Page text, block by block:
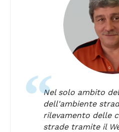
Nel solo ambito
dell'ambiente
rilevamento delle
strade tramite il